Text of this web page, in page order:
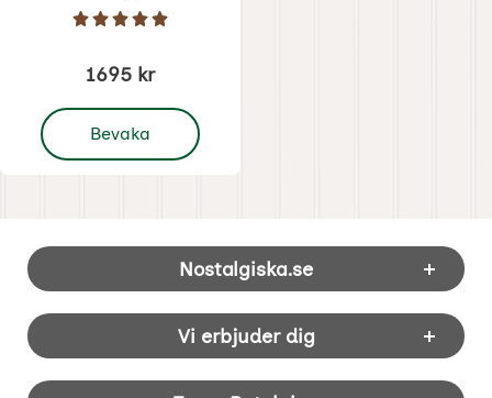
Art. nr 7446 Betyg: 5 Stjärnor av 5
1695 kr
Bevaka
, Disney Jul - Ankeborgare på hög
Sidfot Blandad info och länkar
Nostalgiska.se
Vi erbjuder dig